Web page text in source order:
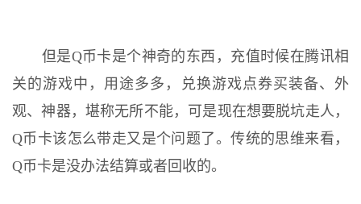
但是Q币卡是个神奇的东西，充值时候在腾讯相
关的游戏中，用途多多，兑换游戏点券买装备、外
观、神器，堪称无所不能，可是现在想要脱坑走人，
Q币卡该怎么带走又是个问题了。传统的思维来看，
Q币卡是没办法结算或者回收的。